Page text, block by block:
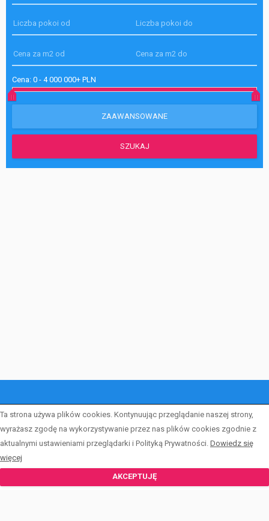
Cena: 0 - 4 000 000+ PLN
LISTA OFERT
FORMULARZE
KALKULATOR
Ta strona używa plików cookies. Kontynuując przeglądanie naszej strony,
wyrażasz zgodę na wykorzystywanie przez nas plików cookies zgodnie z
aktualnymi ustawieniami przeglądarki i Polityką Prywatności. Dowiedz się
więcej
AKCEPTUJĘ